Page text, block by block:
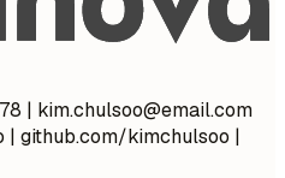
| kim.chulsoo@email.com
github.com/kimchulsoo |